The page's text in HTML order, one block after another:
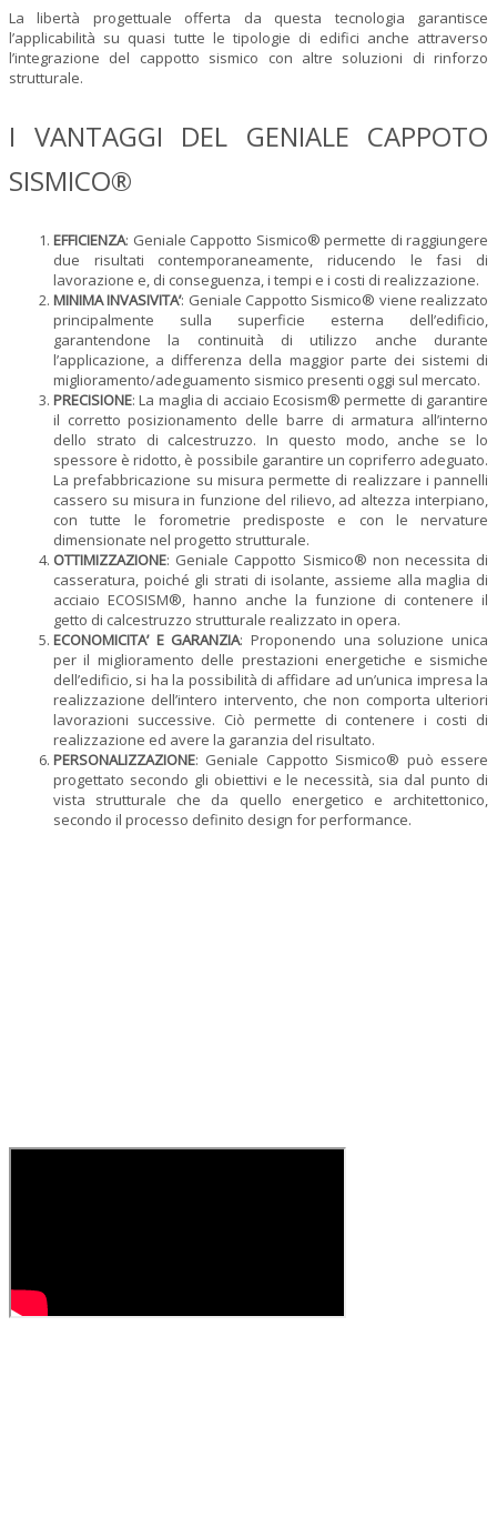
La libertà progettuale offerta da questa tecnologia garantisce
l’applicabilità su quasi tutte le tipologie di edifici anche attraverso
l’integrazione del cappotto sismico con altre soluzioni di rinforzo
strutturale.
I VANTAGGI DEL GENIALE CAPPOTO
SISMICO®
EFFICIENZA: Geniale Cappotto Sismico® permette di raggiungere
due risultati contemporaneamente, riducendo le fasi di
lavorazione e, di conseguenza, i tempi e i costi di realizzazione.
MINIMA INVASIVITA’: Geniale Cappotto Sismico® viene realizzato
principalmente sulla superficie esterna dell’edificio,
garantendone la continuità di utilizzo anche durante
l’applicazione, a differenza della maggior parte dei sistemi di
miglioramento/adeguamento sismico presenti oggi sul mercato.
PRECISIONE: La maglia di acciaio Ecosism® permette di garantire
il corretto posizionamento delle barre di armatura all’interno
dello strato di calcestruzzo. In questo modo, anche se lo
spessore è ridotto, è possibile garantire un copriferro adeguato.
La prefabbricazione su misura permette di realizzare i pannelli
cassero su misura in funzione del rilievo, ad altezza interpiano,
con tutte le forometrie predisposte e con le nervature
dimensionate nel progetto strutturale.
OTTIMIZZAZIONE: Geniale Cappotto Sismico® non necessita di
casseratura, poiché gli strati di isolante, assieme alla maglia di
acciaio ECOSISM®, hanno anche la funzione di contenere il
getto di calcestruzzo strutturale realizzato in opera.
ECONOMICITA’ E GARANZIA: Proponendo una soluzione unica
per il miglioramento delle prestazioni energetiche e sismiche
dell’edificio, si ha la possibilità di affidare ad un’unica impresa la
realizzazione dell’intero intervento, che non comporta ulteriori
lavorazioni successive. Ciò permette di contenere i costi di
realizzazione ed avere la garanzia del risultato.
PERSONALIZZAZIONE: Geniale Cappotto Sismico® può essere
progettato secondo gli obiettivi e le necessità, sia dal punto di
vista strutturale che da quello energetico e architettonico,
secondo il processo definito design for performance.